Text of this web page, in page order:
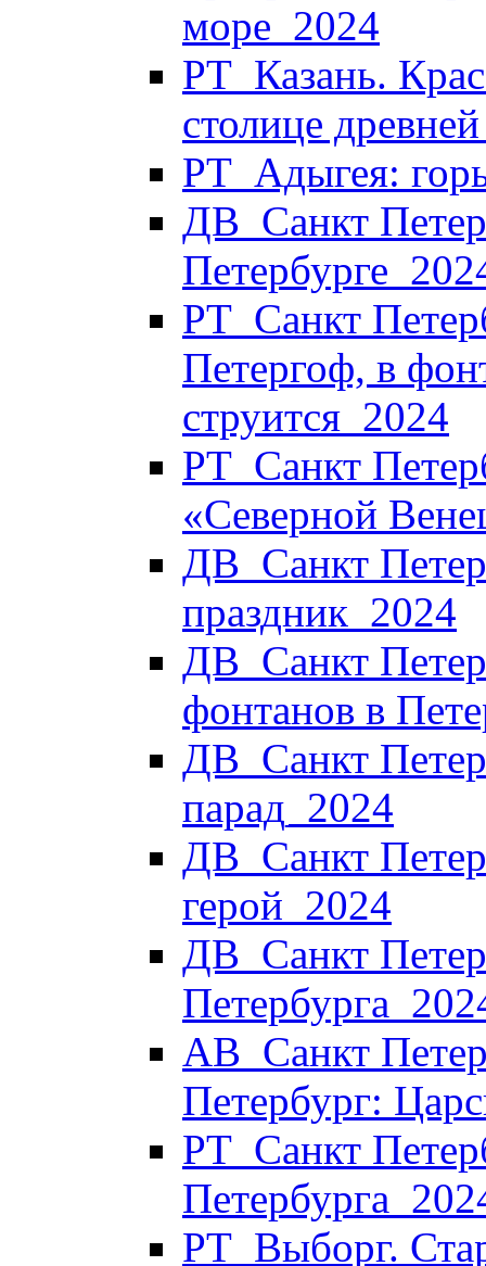
море_2024
РТ_Казань.
столице
РТ_Адыгея:
ДВ_Санкт
РТ_Санкт
Петергоф, в
струится_2024
РТ_Санкт
«Северной
ДВ_Санкт
праздник_2024
ДВ_Санкт
фонтанов в
ДВ_Санкт
парад_2024
ДВ_Санкт
герой_2024
ДВ_Санкт
АВ_Санкт
Петербург:
РТ_Санкт
РТ_Выборг.